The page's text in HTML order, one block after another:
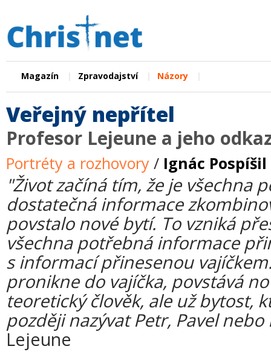
Magazín Zpravodajství Názory
Veřejný nepřítel
Profesor Lejeune a jeho
Portréty a rozhovory / Ignác Pospíšil
"Život začíná tím, že je všechna
dostatečná informace
povstalo nové bytí. To vzniká
všechna potřebná informace
s informací přinesenou
pronikne do vajíčka, povstává
teoretický člověk, ale už bytost,
později nazývat Petr, Pavel
Lejeune